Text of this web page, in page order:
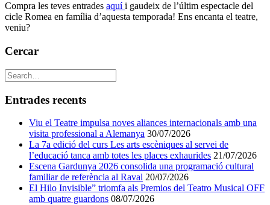
Compra les teves entrades aquí i gaudeix de l’últim espectacle del
cicle Romea en família d’aquesta temporada! Ens encanta el teatre,
veniu?
Cercar
Entrades recents
Viu el Teatre impulsa noves aliances internacionals amb una
visita professional a Alemanya 30/07/2026
La 7a edició del curs Les arts escèniques al servei de
l’educació tanca amb totes les places exhaurides 21/07/2026
Escena Gardunya 2026 consolida una programació cultural
familiar de referència al Raval 20/07/2026
El Hilo Invisible” triomfa als Premios del Teatro Musical OFF
amb quatre guardons 08/07/2026